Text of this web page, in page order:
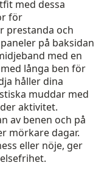
med dessa
för
prestanda och
på baksidan
med en
långa ben för
håller dina
muddar med
aktivitet.
av benen och på
mörkare dagar.
eller nöje, ger